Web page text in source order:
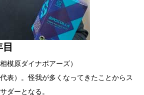
模原ダイナボアーズ）
表）。怪我が多くなってきたことからス
ダーとなる。